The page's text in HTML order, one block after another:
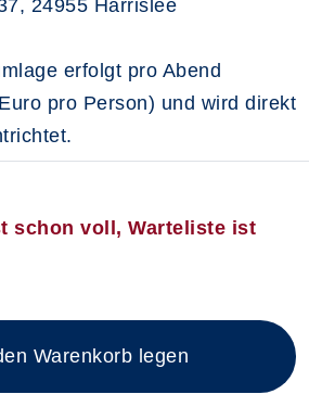
24955 Harrislee
erfolgt pro Abend
pro Person) und wird direkt
schon voll, Warteliste ist
Warenkorb legen